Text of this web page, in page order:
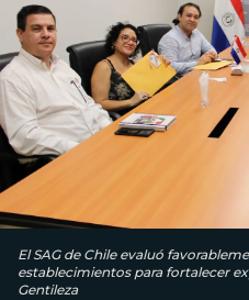
El SAG de Chile evaluó
establecimientos para fortalecer
Gentileza